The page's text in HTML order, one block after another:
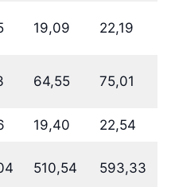
19,09 22,19
64,55 75,01
19,40 22,54
510,54 593,33